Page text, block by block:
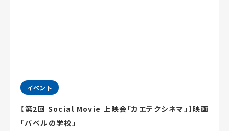
イベント
【第2回 Social Movie 上映会「カエテクシネマ」】映画
「バベルの学校」